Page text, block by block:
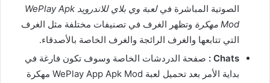
الصوتية المباشرة في
لعبة وي بلاي للاندرويد WePlay Apk
Mod مهكرة
وتظهر الغرف في تصنيفات مختلفة مثل الغرف
التي تتابعها والغرف الرائجة والغرف الخاصة بالأصدقاء.
Chats :
صفحة الدردشات الخاصة وسوف تكون فارغة في
بداية الأمر بعد تحميل لعبة WePlay App Apk Mod مهكرة